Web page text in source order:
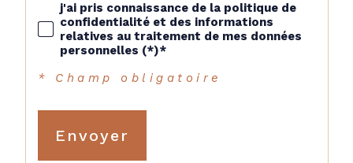
j'ai pris connaissance de la politique de
confidentialité et des informations
relatives au traitement de mes données
personnelles (*)*
* Champ obligatoire
Envoyer